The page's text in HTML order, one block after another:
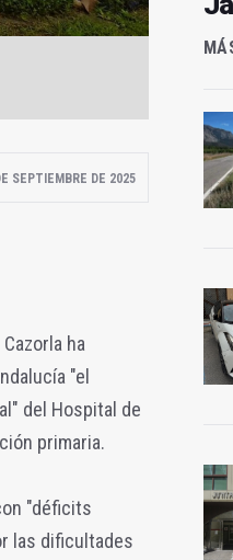
SEPTIEMBRE DE 2025
ha
"el
del Hospital de
primaria.
"déficits
las dificultades